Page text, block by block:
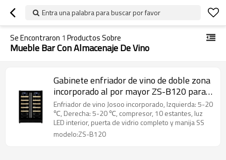
Entra una palabra para buscar por favor
Se Encontraron 1 Productos Sobre
Mueble Bar Con Almacenaje De Vino
Gabinete enfriador de vino de doble zona
incorporado al por mayor ZS-B120 para
bebidas y cerveza con estante de madera
de haya y puerta de vidrio completa
Enfriador de vino Josoo incorporado, Izquierda: 5-20
℃, Derecha: 5-20 ℃, compresor, 10 estantes, luz
LED interior, puerta de vidrio completo y manija SS
modelo:ZS-B120